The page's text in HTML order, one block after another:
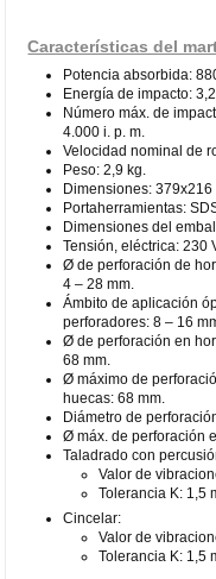
Características del
Potencia absorbida:
Energía de impacto: 3,2
Número máx. de
4.000 i. p. m.
Velocidad nominal de
Peso: 2,9 kg.
Dimensiones: 379x216
Portaherramientas:
Dimensiones del
Tensión, eléctrica: 230
Ø de perforación de
4 – 28 mm.
Ámbito de aplicación
perforadores: 8 – 16
Ø de perforación en
68 mm.
Ø máximo de
huecas: 68 mm.
Diámetro de
Ø máx. de perforación
Taladrado con
Valor de
Tolerancia K: 1,5
Cincelar:
Valor de
Tolerancia K: 1,5